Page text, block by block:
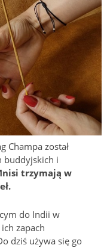
Champa został
buddyjskich i
trzymają w
do Indii w
zapach
dziś używa się go